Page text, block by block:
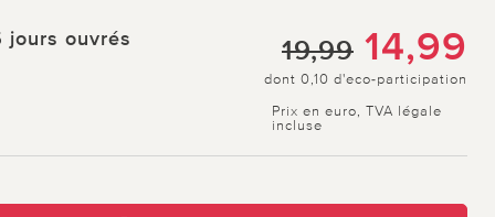
jours ouvrés 19,99 14,99
dont 0,10 d'eco-participation
Prix en euro, TVA légale
incluse